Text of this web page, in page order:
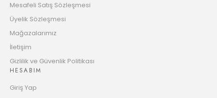
Taksit
12
Mesafeli Satış Sözleşmesi
Üyelik Sözleşmesi
Mağazalarımız
İletişim
Gizlilik ve Güvenlik Politikası
HESABIM
Giriş Yap